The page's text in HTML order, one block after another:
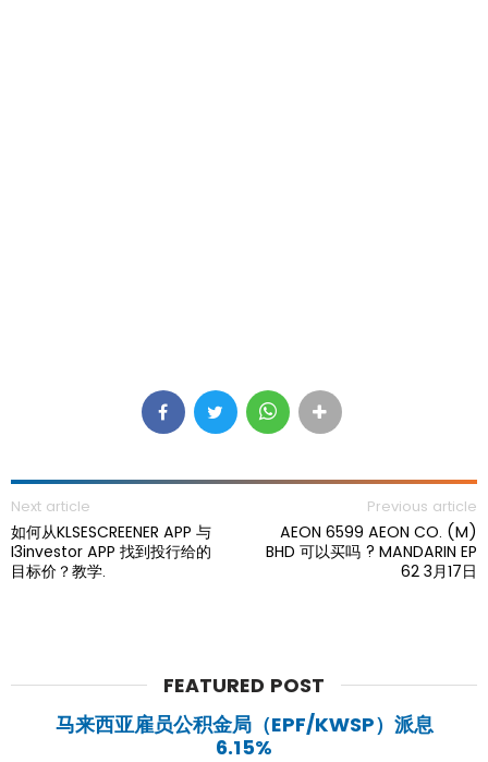
Next article
如何从KLSESCREENER APP 与
I3investor APP 找到投行给的
目标价？教学.
Previous article
AEON 6599 AEON CO. (M)
BHD 可以买吗 ? MANDARIN EP
62 3月17日
FEATURED POST
马来西亚雇员公积金局（EPF/KWSP）派息
6.15%